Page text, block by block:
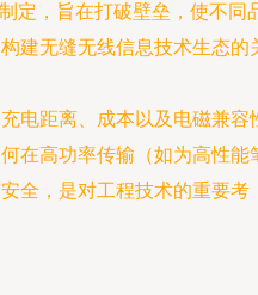
定，旨在打破壁垒，使不同
建无缝无线信息技术生态的
电距离、成本以及电磁兼容
在高功率传输（如为高性能
全，是对工程技术的重要考